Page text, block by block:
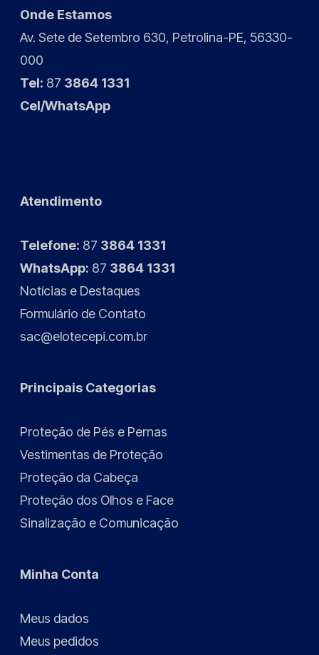
Onde Estamos
Av. Sete de Setembro 630, Petrolina-PE, 56330-
000
Tel: 87 3864 1331
Cel/WhatsApp
Atendimento
Telefone: 87 3864 1331
WhatsApp: 87 3864 1331
Notícias e Destaques
Formulário de Contato
sac@elotecepi.com.br
Principais Categorias
Proteção de Pés e Pernas
Vestimentas de Proteção
Proteção da Cabeça
Proteção dos Olhos e Face
Sinalização e Comunicação
Minha Conta
Meus dados
Meus pedidos